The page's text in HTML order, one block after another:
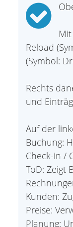
Reload
(Symbol:
Rechts
und
Auf der
Buchung:
Check-in /
ToD: Zeigt
Kunden:
Preise:
Planung: